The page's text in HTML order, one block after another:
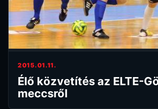
2015.01.11.
Élő közvetítés az ELTE-
meccsről